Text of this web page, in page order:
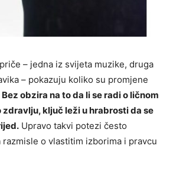
– jedna iz svijeta muzike, druga
– pokazuju koliko su promjene
Bez obzira na to da li se radi o ličnom
zdravlju, ključ leži u hrabrosti da se
Upravo takvi potezi često
o vlastitim izborima i pravcu